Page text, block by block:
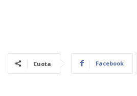
Cuota Facebook